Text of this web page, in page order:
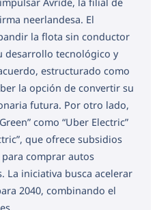
Avride, la filial de
neerlandesa. El
la flota sin conductor
desarrollo tecnológico y
estructurado como
la opción de convertir su
futura. Por otro lado,
como “Uber Electric”
que ofrece subsidios
para comprar autos
La iniciativa busca acelerar
2040, combinando el